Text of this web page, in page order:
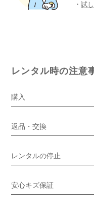
・試
レンタル時の注意
購入
返品・交換
レンタルの停止
安心キズ保証